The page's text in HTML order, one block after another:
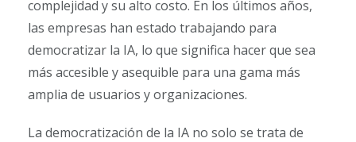
complejidad y su alto costo. En los últimos años,
las empresas han estado trabajando para
democratizar la IA, lo que significa hacer que sea
más accesible y asequible para una gama más
amplia de usuarios y organizaciones.
La democratización de la IA no solo se trata de